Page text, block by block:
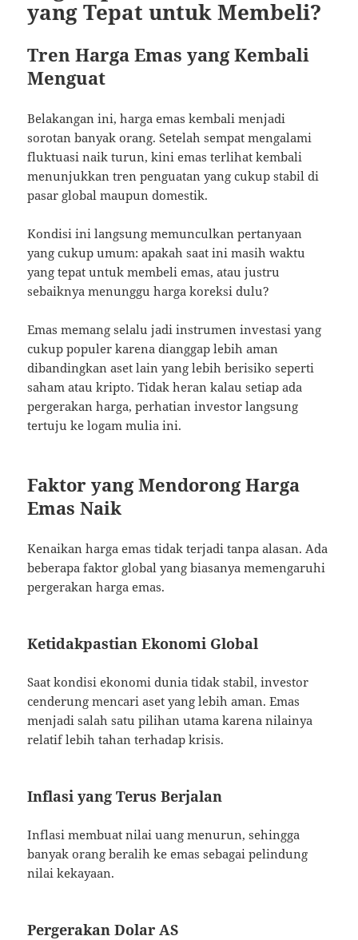
yang Tepat untuk Membeli?
Tren Harga Emas yang Kembali
Menguat
Belakangan ini, harga emas kembali menjadi
sorotan banyak orang. Setelah sempat mengalami
fluktuasi naik turun, kini emas terlihat kembali
menunjukkan tren penguatan yang cukup stabil di
pasar global maupun domestik.
Kondisi ini langsung memunculkan pertanyaan
yang cukup umum: apakah saat ini masih waktu
yang tepat untuk membeli emas, atau justru
sebaiknya menunggu harga koreksi dulu?
Emas memang selalu jadi instrumen investasi yang
cukup populer karena dianggap lebih aman
dibandingkan aset lain yang lebih berisiko seperti
saham atau kripto. Tidak heran kalau setiap ada
pergerakan harga, perhatian investor langsung
tertuju ke logam mulia ini.
Faktor yang Mendorong Harga
Emas Naik
Kenaikan harga emas tidak terjadi tanpa alasan. Ada
beberapa faktor global yang biasanya memengaruhi
pergerakan harga emas.
Ketidakpastian Ekonomi Global
Saat kondisi ekonomi dunia tidak stabil, investor
cenderung mencari aset yang lebih aman. Emas
menjadi salah satu pilihan utama karena nilainya
relatif lebih tahan terhadap krisis.
Inflasi yang Terus Berjalan
Inflasi membuat nilai uang menurun, sehingga
banyak orang beralih ke emas sebagai pelindung
nilai kekayaan.
Pergerakan Dolar AS